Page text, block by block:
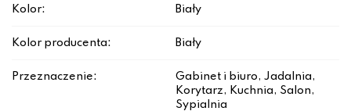
Kolor: Biały
Kolor producenta: Biały
Przeznaczenie:
Gabinet i biuro, Jadalnia,
Korytarz, Kuchnia, Salon,
Sypialnia